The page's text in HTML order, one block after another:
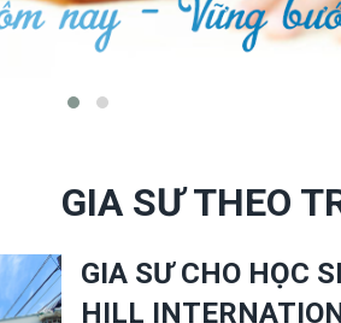
GIA SƯ THEO
GIA SƯ CHO HỌC
HILL